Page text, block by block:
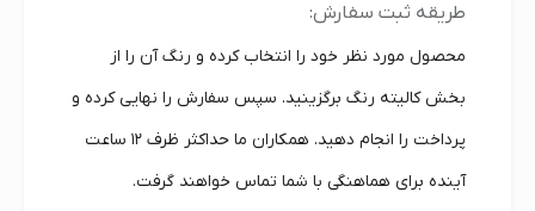
طریقه ثبت سفارش:
محصول مورد نظر خود را انتخاب کرده و رنگ آن را از
بخش کالیته رنگ برگزینید. سپس سفارش را نهایی کرده و
پرداخت را انجام دهید. همکاران ما حداکثر ظرف ۱۲ ساعت
آینده برای هماهنگی با شما تماس خواهند گرفت.